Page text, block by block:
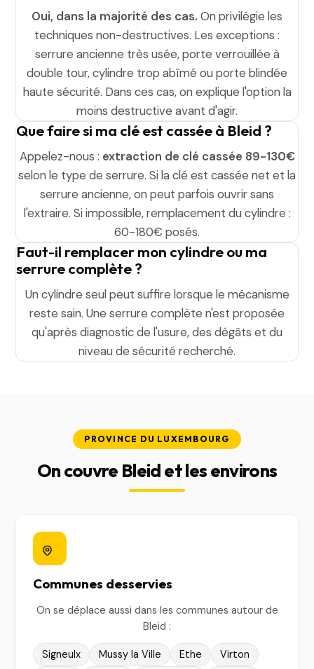
Oui, dans la majorité des cas. On privilégie les
techniques non-destructives. Les exceptions :
serrure ancienne très usée, porte verrouillée à
double tour, cylindre trop abîmé ou porte blindée
haute sécurité. Dans ces cas, on explique l'option la
moins destructive avant d'agir.
Que faire si ma clé est cassée à Bleid ?
Appelez-nous : extraction de clé cassée 89-130€
selon le type de serrure. Si la clé est cassée net et la
serrure ancienne, on peut parfois ouvrir sans
l'extraire. Si impossible, remplacement du cylindre :
60-180€ posés.
Faut-il remplacer mon cylindre ou ma
serrure complète ?
Un cylindre seul peut suffire lorsque le mécanisme
reste sain. Une serrure complète n'est proposée
qu'après diagnostic de l'usure, des dégâts et du
niveau de sécurité recherché.
PROVINCE DU LUXEMBOURG
On couvre Bleid et les environs
Communes desservies
On se déplace aussi dans les communes autour de
Bleid :
Signeulx Mussy la Ville Ethe
Virton